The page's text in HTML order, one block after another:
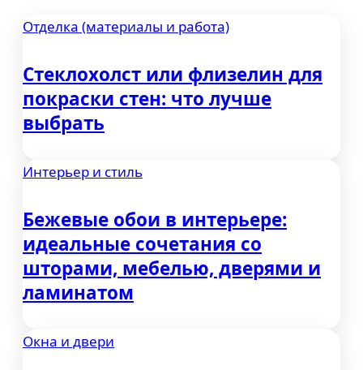
Отделка (материалы и работа)
Стеклохолст или флизелин для
покраски стен: что лучше
выбрать
Интерьер и стиль
Бежевые обои в интерьере:
идеальные сочетания со
шторами, мебелью, дверями и
ламинатом
Окна и двери